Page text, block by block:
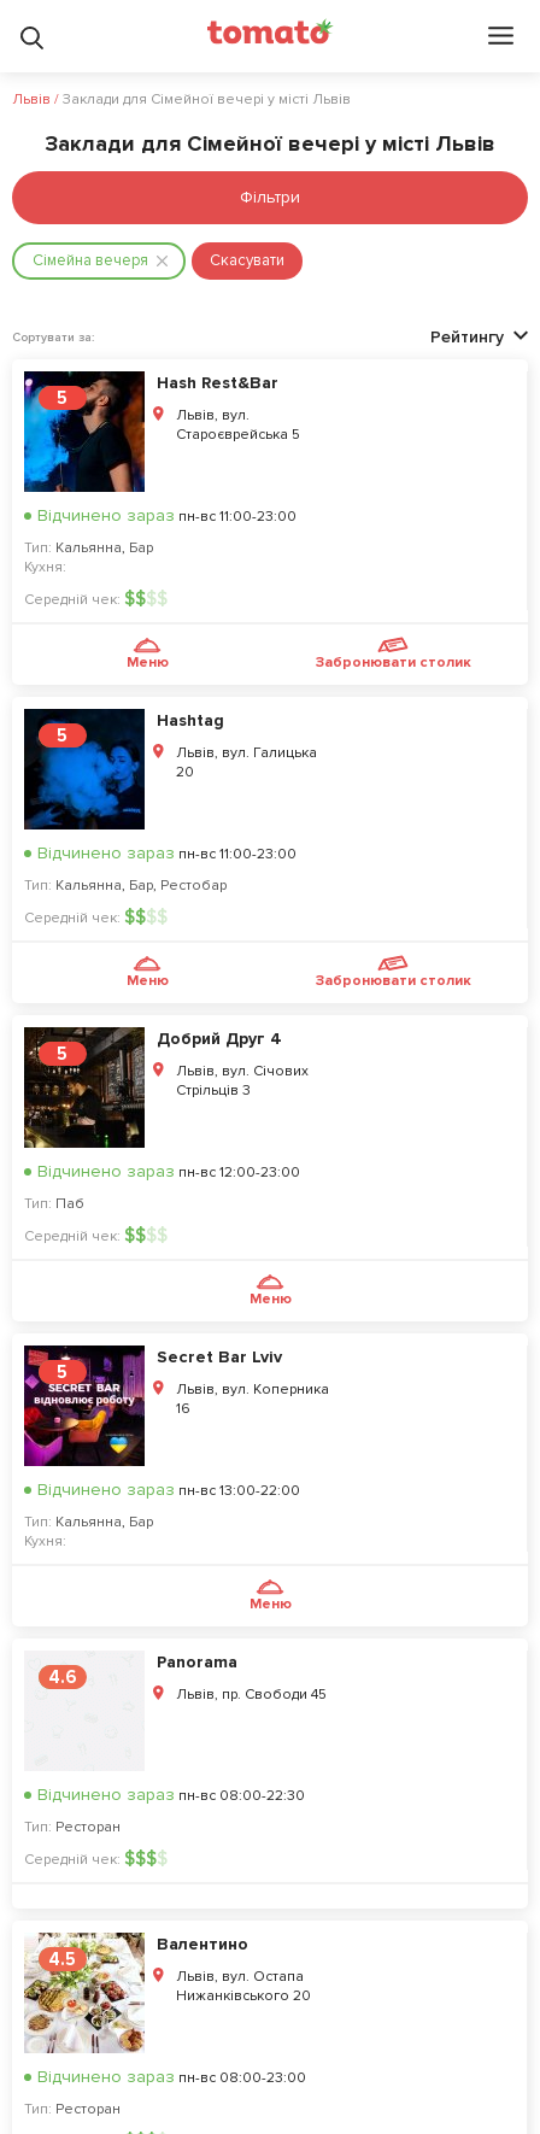
Львів / Заклади для Сімейної вечері у місті Львів
Заклади для Сімейної вечері у місті Львів
Фільтри
Сімейна вечеря Скасувати
Сортувати за: Рейтингу
5
Hash Rest&Bar
Львів, вул.
Староєврейська 5
Відчинено зараз пн-вс 11:00-23:00
Тип: Кальянна, Бар
Кухня:
Середній чек: $$$$
Меню Забронювати столик
5
Hashtag
Львів, вул. Галицька
20
Відчинено зараз пн-вс 11:00-23:00
Тип: Кальянна, Бар, Рестобар
Середній чек: $$$$
Меню Забронювати столик
5
Добрий Друг 4
Львів, вул. Січових
Стрільців 3
Відчинено зараз пн-вс 12:00-23:00
Тип: Паб
Середній чек: $$$$
Меню
5
Secret Bar Lviv
Львів, вул. Коперника
16
Відчинено зараз пн-вс 13:00-22:00
Тип: Кальянна, Бар
Кухня:
Меню
4.6
Panorama
Львів, пр. Свободи 45
Відчинено зараз пн-вс 08:00-22:30
Тип: Ресторан
Середній чек: $$$$
4.5
Валентино
Львів, вул. Остапа
Нижанківського 20
Відчинено зараз пн-вс 08:00-23:00
Тип: Ресторан